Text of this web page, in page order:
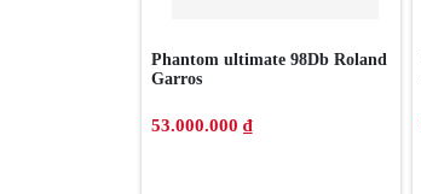
Phantom ultimate 98Db Roland
Garros
53.000.000 ₫